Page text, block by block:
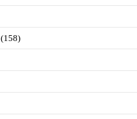
(158)